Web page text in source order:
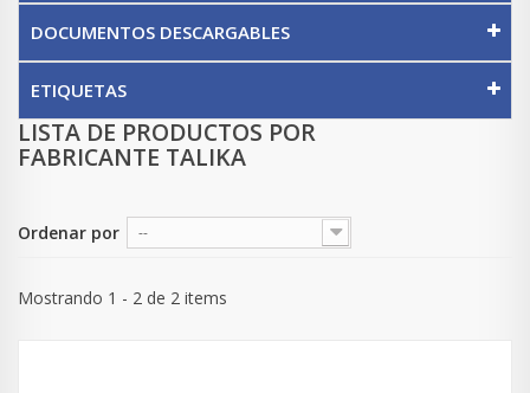
DOCUMENTOS DESCARGABLES
ETIQUETAS
LISTA DE PRODUCTOS POR
FABRICANTE TALIKA
Ordenar por --
Mostrando 1 - 2 de 2 items